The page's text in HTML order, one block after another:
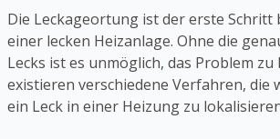
Die Leckageortung ist der erste Schritt
einer lecken Heizanlage. Ohne die
Lecks ist es unmöglich, das Problem zu
existieren verschiedene Verfahren, die
ein Leck in einer Heizung zu